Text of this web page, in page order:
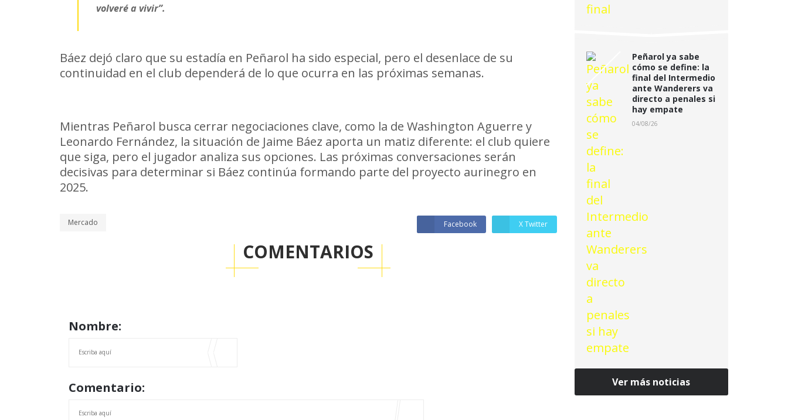
volveré a vivir”.
Báez dejó claro que su estadía en Peñarol ha sido especial, pero el desenlace de su
continuidad en el club dependerá de lo que ocurra en las próximas semanas.
Mientras Peñarol busca cerrar negociaciones clave, como la de Washington Aguerre y
Leonardo Fernández, la situación de Jaime Báez aporta un matiz diferente: el club quiere
que siga, pero el jugador analiza sus opciones. Las próximas conversaciones serán
decisivas para determinar si Báez continúa formando parte del proyecto aurinegro en
2025.
Mercado Facebook X Twitter
COMENTARIOS
Nombre:
Comentario:
Peñarol ya sabe
cómo se define: la
final del Intermedio
ante Wanderers va
directo a penales si
hay empate
04/08/26
Ver más noticias